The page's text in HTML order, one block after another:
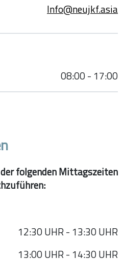
Info@neujkf.asia
08:00 - 17:00
folgenden Mittagszeiten
12:30 UHR - 13:30 UHR
13:00 UHR - 14:30 UHR